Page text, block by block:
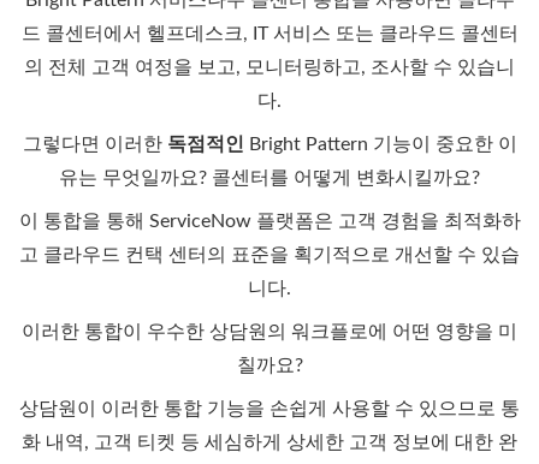
드 콜센터에서 헬프데스크, IT 서비스 또는 클라우드 콜센터
의 전체 고객 여정을 보고, 모니터링하고, 조사할 수 있습니
다.
그렇다면 이러한 독점적인 Bright Pattern 기능이 중요한 이
유는 무엇일까요? 콜센터를 어떻게 변화시킬까요?
이 통합을 통해 ServiceNow 플랫폼은 고객 경험을 최적화하
고 클라우드 컨택 센터의 표준을 획기적으로 개선할 수 있습
니다.
이러한 통합이 우수한 상담원의 워크플로에 어떤 영향을 미
칠까요?
상담원이 이러한 통합 기능을 손쉽게 사용할 수 있으므로 통
화 내역, 고객 티켓 등 세심하게 상세한 고객 정보에 대한 완